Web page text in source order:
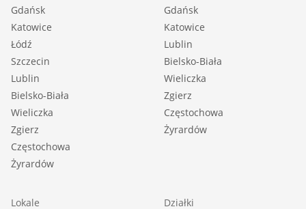
Gdańsk
Katowice
Łódź
Szczecin
Lublin
Bielsko-Biała
Wieliczka
Zgierz
Częstochowa
Żyrardów
Gdańsk
Katowice
Lublin
Bielsko-Biała
Wieliczka
Zgierz
Częstochowa
Żyrardów
Lokale
Działki